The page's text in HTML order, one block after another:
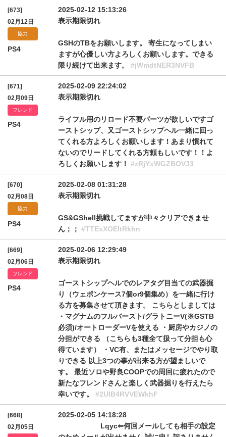
[673]
02月12日
協力
PS4
2025-02-12 15:13:26
表示期限切れ
GSHのTBをお願いします。 寄生になってしまい
ますが心優しい方よろしくお願いします。できる
限り続けて出来ます。 #jWmdtNER3NVFB
[671]
02月09日
フレンド
PS4
2025-02-09 22:24:02
表示期限切れ
ライフル用のリロード不要パーツが欲しいですゴ
ーストシップ、又ゴーストシップヘル一緒に回っ
てくれる方よろしくお願いします！あまり慣れて
ないのでリードしてくれる方頼もしいです！！よ
ろしくお願いします！ #zRjYxWGZBOVJ3
[670]
02月08日
協力
PS4
2025-02-08 01:31:28
表示期限切れ
GS&GShell挑戦してますが中々クリアできませ
ん；； #TTExXOEltRkhn
[669]
02月06日
フレンド
PS4
2025-02-06 12:29:49
表示期限切れ
ゴーストシップヘルでのレアタグ目当ての武器掘
り（ウェポンケース7個or9個集め）を一緒に行け
る方を募集させて頂きます。 こちらとしましては
・マグナムのフルバースト/グラトニーV(※GSTB
必須)/オートローダーVを使える ・厨房やカジノの
分担ができる （こちらも3種全て扱って分担も心
得ています） ・VC有、またはメッセージでやり取
りできる 以上3つの事が出来る方が望ましいで
す。 最近ソロや野良COOPでの周回に疲れたので
新たなフレンドさんと楽しく武器掘りを行えたら
幸いです。 #2UlB4RVVEWkhF
[668]
02月05日
2025-02-05 14:18:28
Lqyc⇐何回メールしても相手の設定